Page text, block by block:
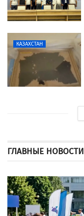
КАЗАХСТАН
ГЛАВНЫЕ НОВОСТИ